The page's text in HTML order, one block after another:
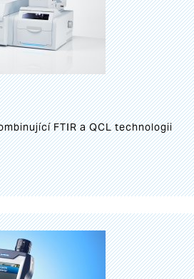
FTIR a QCL technologii